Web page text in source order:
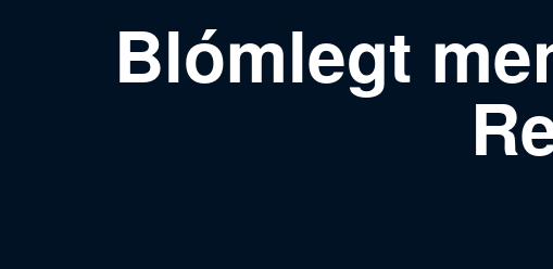
Blómlegt